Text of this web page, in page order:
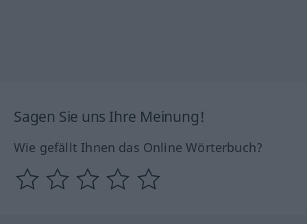
Sagen Sie uns Ihre Meinung!
Wie gefällt Ihnen das Online Wörterbuch?